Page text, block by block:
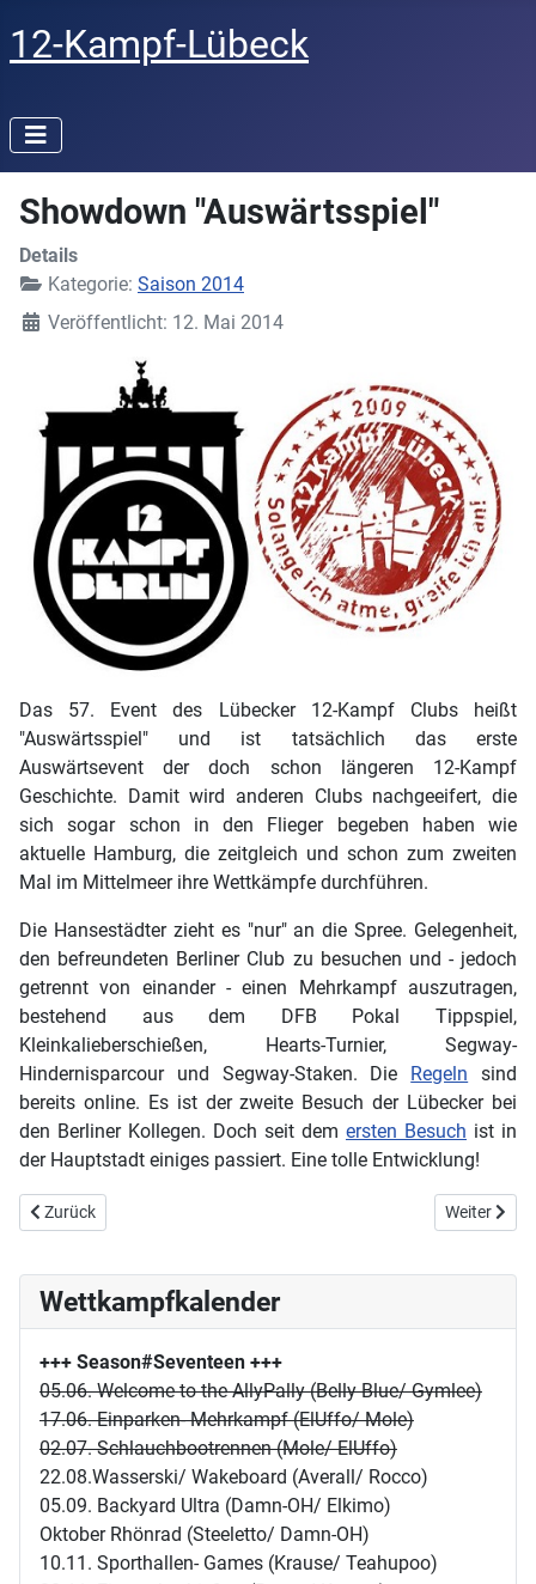
12-Kampf-Lübeck
Showdown "Auswärtsspiel"
Details
Kategorie: Saison 2014
Veröffentlicht: 12. Mai 2014
Das 57. Event des Lübecker 12-Kampf Clubs heißt
"Auswärtsspiel" und ist tatsächlich das erste
Auswärtsevent der doch schon längeren 12-Kampf
Geschichte. Damit wird anderen Clubs nachgeeifert, die
sich sogar schon in den Flieger begeben haben wie
aktuelle Hamburg, die zeitgleich und schon zum zweiten
Mal im Mittelmeer ihre Wettkämpfe durchführen.
Die Hansestädter zieht es "nur" an die Spree. Gelegenheit,
den befreundeten Berliner Club zu besuchen und - jedoch
getrennt von einander - einen Mehrkampf auszutragen,
bestehend aus dem DFB Pokal Tippspiel,
Kleinkalieberschießen, Hearts-Turnier, Segway-
Hindernisparcour und Segway-Staken. Die Regeln sind
bereits online. Es ist der zweite Besuch der Lübecker bei
den Berliner Kollegen. Doch seit dem ersten Besuch ist in
der Hauptstadt einiges passiert. Eine tolle Entwicklung!
Vorheriger Beitrag: Auswärtsspiel - Mikka's "La Décima"
Zurück Nächster
Weiter
Wettkampfkalender
+++ Season#Seventeen +++
05.06. Welcome to the AllyPally (Belly Blue/ Gymlee)
17.06. Einparken- Mehrkampf (ElUffo/ Mole)
02.07. Schlauchbootrennen (Mole/ ElUffo)
22.08.Wasserski/ Wakeboard (Averall/ Rocco)
05.09. Backyard Ultra (Damn-OH/ Elkimo)
Oktober Rhönrad (Steeletto/ Damn-OH)
10.11. Sporthallen- Games (Krause/ Teahupoo)